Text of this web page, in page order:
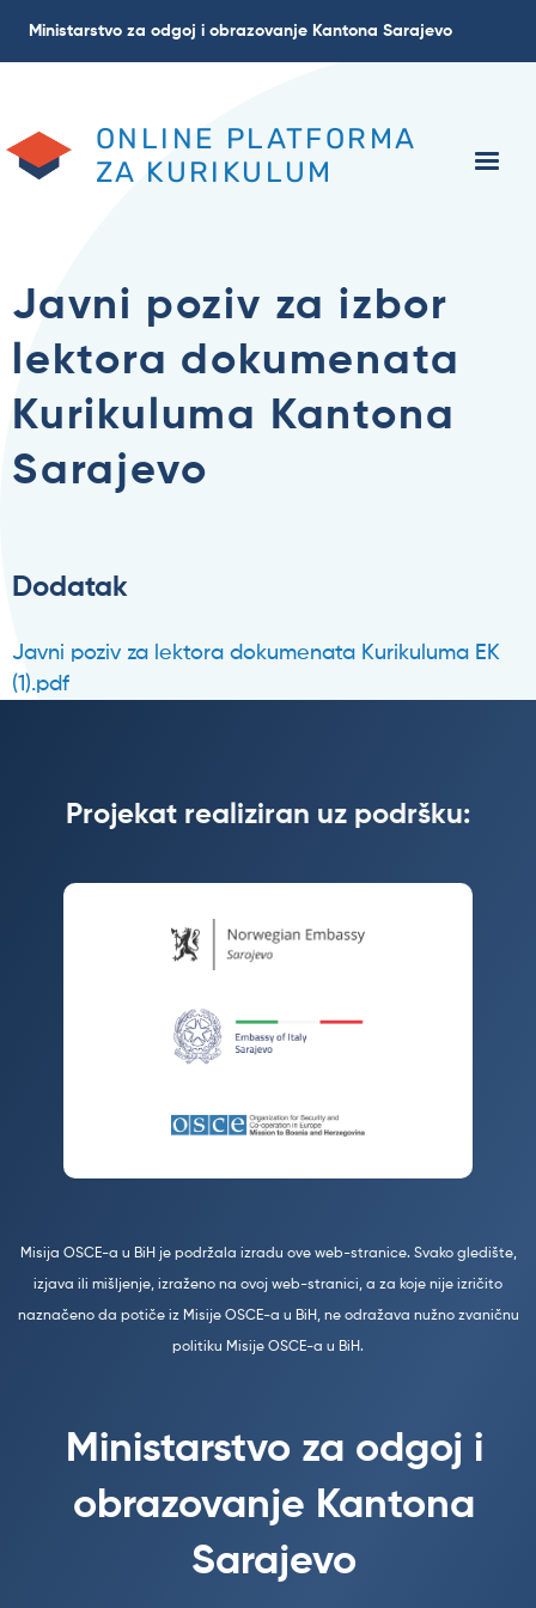
Ministarstvo za odgoj i obrazovanje Kantona Sarajevo
ONLINE PLATFORMA
ZA KURIKULUM
Javni poziv za izbor
lektora dokumenata
Kurikuluma Kantona
Sarajevo
Dodatak
Javni poziv za lektora dokumenata Kurikuluma EK
(1).pdf
Projekat realiziran uz podršku:
Misija OSCE-a u BiH je podržala izradu ove web-stranice. Svako gledište,
izjava ili mišljenje, izraženo na ovoj web-stranici, a za koje nije izričito
naznačeno da potiče iz Misije OSCE-a u BiH, ne odražava nužno zvaničnu
politiku Misije OSCE-a u BiH.
Ministarstvo za odgoj i
obrazovanje Kantona
Sarajevo